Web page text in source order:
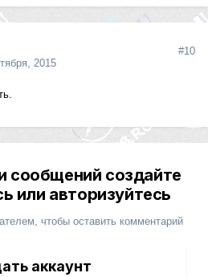
2015
#10
сообщений создайте
или авторизуйтесь
чтобы оставить комментарий
аккаунт